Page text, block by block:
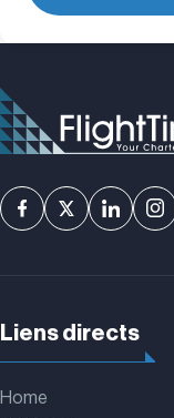
Liens directs
Home